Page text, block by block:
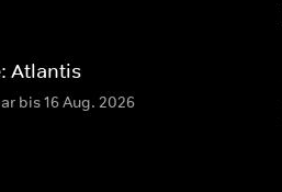
Atlantis
bis 16 Aug. 2026